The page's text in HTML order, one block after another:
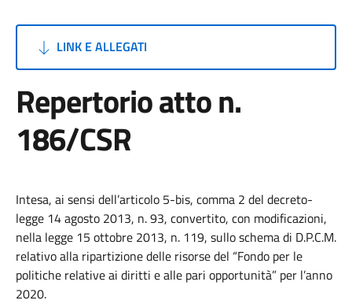
LINK E ALLEGATI
Repertorio atto n.
186/CSR
Intesa, ai sensi dell’articolo 5-bis, comma 2 del decreto-
legge 14 agosto 2013, n. 93, convertito, con modificazioni,
nella legge 15 ottobre 2013, n. 119, sullo schema di D.P.C.M.
relativo alla ripartizione delle risorse del “Fondo per le
politiche relative ai diritti e alle pari opportunità” per l’anno
2020.